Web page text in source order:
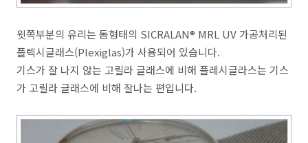
윗쪽부분의 유리는 돔형태의 SICRALAN® MRL UV 가공처리된
플렉시글래스(Plexiglas)가 사용되어 있습니다.
기스가 잘 나지 않는 고릴라 글래스에 비해 플레시글라스는 기스
가 고릴라 글래스에 비해 잘나는 편입니다.